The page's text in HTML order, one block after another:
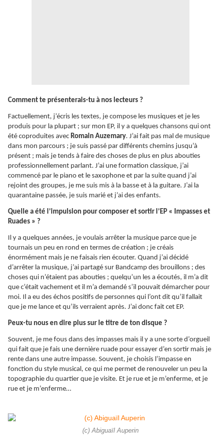
Comment te présenterais-tu à nos lecteurs ?
Factuellement, j’écris les textes, je compose les musiques et je les
produis pour la plupart ; sur mon EP, il y a quelques chansons qui ont
été coproduites avec Romain Auzemary. J’ai fait pas mal de musique
dans mon parcours ; je suis passé par différents chemins jusqu’à
présent ; mais je tends à faire des choses de plus en plus abouties
professionnellement parlant. J’ai une formation classique, j’ai
commencé par le piano et le saxophone et par la suite quand j’ai
rejoint des groupes, je me suis mis à la basse et à la guitare. J’ai la
quarantaine passée, je suis marié et j’ai des enfants.
Quelle a été l’impulsion pour composer et sortir l’EP « Impasses et
Ruades » ?
Il y a quelques années, je voulais arrêter la musique parce que je
tournais un peu en rond en termes de création ; je créais
énormément mais je ne faisais rien écouter. Quand j’ai décidé
d’arrêter la musique, j’ai partagé sur Bandcamp des brouillons ; des
choses qui n’étaient pas abouties ; quelqu’un les a écoutés, il m’a dit
que c’était vachement et il m’a demandé s’il pouvait démarcher pour
moi. Il a eu des échos positifs de personnes qui l’ont dit qu’il fallait
que je me lance et qu’ils verraient après. J’ai donc fait cet EP.
Peux-tu nous en dire plus sur le titre de ton disque ?
Souvent, je me fous dans des impasses mais il y a une sorte d’orgueil
qui fait que je fais une dernière ruade pour essayer d’en sortir mais je
rente dans une autre impasse. Souvent, je choisis l’impasse en
fonction du style musical, ce qui me permet de renouveler un peu la
topographie du quartier que je visite. Et je rue et je m’enferme, et je
rue et je m’enferme…
(c) Abiguaïl Auperin